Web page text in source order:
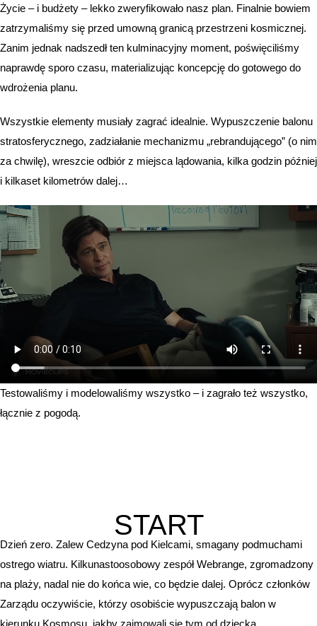
Życie – i budżety – lekko zweryfikowało nasz plan. Finalnie bowiem
zatrzymaliśmy się przed umowną granicą przestrzeni kosmicznej.
Zanim jednak nadszedł ten kulminacyjny moment, poświęciliśmy
naprawdę sporo czasu, materializując koncepcję do gotowego do
wdrożenia planu.
Wszystkie elementy musiały zagrać idealnie. Wypuszczenie balonu
stratosferycznego, zadziałanie mechanizmu „rebrandującego” (o nim
za chwilę), wreszcie odbiór z miejsca lądowania, kilka godzin później
i kilkaset kilometrów dalej…
Testowaliśmy i modelowaliśmy wszystko – i zagrało też wszystko,
łącznie z pogodą.
START
Dzień zero. Zalew Cedzyna pod Kielcami, smagany podmuchami
ostrego wiatru. Kilkunastoosobowy zespół Webrange, zgromadzony
na plaży, nadal nie do końca wie, co będzie dalej. Oprócz członków
Zarządu oczywiście, którzy osobiście wypuszczają balon w
kierunku Kosmosu, jakby zajmowali się tym od dziecka.